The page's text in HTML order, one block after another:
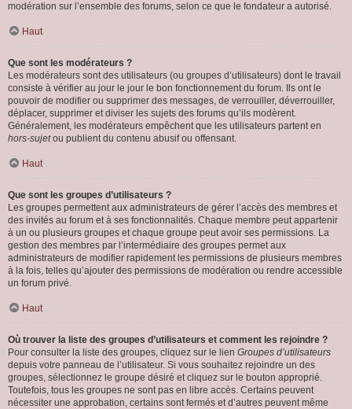
modération sur l’ensemble des forums, selon ce que le fondateur a autorisé.
Haut
Que sont les modérateurs ?
Les modérateurs sont des utilisateurs (ou groupes d’utilisateurs) dont le travail
consiste à vérifier au jour le jour le bon fonctionnement du forum. Ils ont le
pouvoir de modifier ou supprimer des messages, de verrouiller, déverrouiller,
déplacer, supprimer et diviser les sujets des forums qu’ils modèrent.
Généralement, les modérateurs empêchent que les utilisateurs partent en
hors-sujetou publient du contenu abusif ou offensant.
Haut
Que sont les groupes d’utilisateurs ?
Les groupes permettent aux administrateurs de gérer l’accès des membres et
des invités au forum et à ses fonctionnalités. Chaque membre peut appartenir
à un ou plusieurs groupes et chaque groupe peut avoir ses permissions. La
gestion des membres par l’intermédiaire des groupes permet aux
administrateurs de modifier rapidement les permissions de plusieurs membres
à la fois, telles qu’ajouter des permissions de modération ou rendre accessible
un forum privé.
Haut
Où trouver la liste des groupes d’utilisateurs et comment les rejoindre ?
Pour consulter la liste des groupes, cliquez sur le lien Groupes d’utilisateurs
depuis votre panneau de l’utilisateur. Si vous souhaitez rejoindre un des
groupes, sélectionnez le groupe désiré et cliquez sur le bouton approprié.
Toutefois, tous les groupes ne sont pas en libre accès. Certains peuvent
nécessiter une approbation, certains sont fermés et d’autres peuvent même